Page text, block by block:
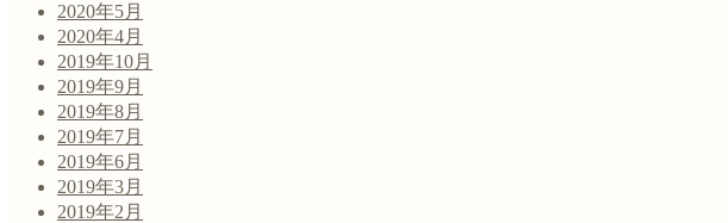
2020年5月
2020年4月
2019年10月
2019年9月
2019年8月
2019年7月
2019年6月
2019年3月
2019年2月